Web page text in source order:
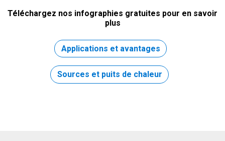
Téléchargez nos infographies gratuites pour en savoir
plus
Applications et avantages
Sources et puits de chaleur